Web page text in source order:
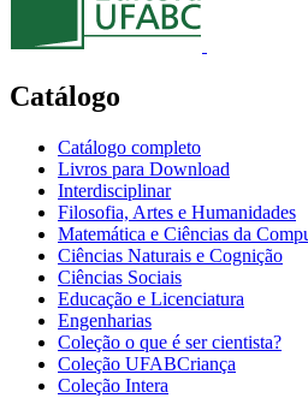
Catálogo
Catálogo completo
Livros para Download
Interdisciplinar
Filosofia, Artes e Humanidades
Matemática e Ciências da
Ciências Naturais e Cognição
Ciências Sociais
Educação e Licenciatura
Engenharias
Coleção o que é ser cientista?
Coleção UFABCriança
Coleção Intera